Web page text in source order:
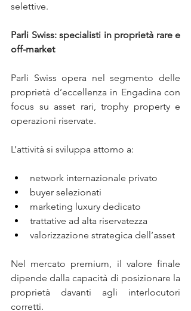
selettive.
Parli Swiss: specialisti in proprietà rare e
off-market
Parli Swiss opera nel segmento delle
proprietà d’eccellenza in Engadina con
focus su asset rari, trophy property e
operazioni riservate.
L’attività si sviluppa attorno a:
network internazionale privato
buyer selezionati
marketing luxury dedicato
trattative ad alta riservatezza
valorizzazione strategica dell’asset
Nel mercato premium, il valore finale
dipende dalla capacità di posizionare la
proprietà davanti agli interlocutori
corretti.